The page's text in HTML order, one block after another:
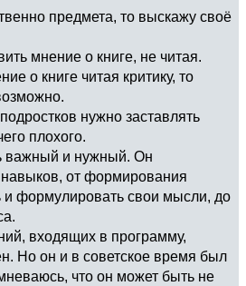
предмета, то выскажу своё
мнение о книге, не читая.
о книге читая критику, то
нужно заставлять
плохого.
важный и нужный. Он
от формирования
формулировать свои мысли, до
входящих в программу,
Но он и в советское время был
что он может быть не